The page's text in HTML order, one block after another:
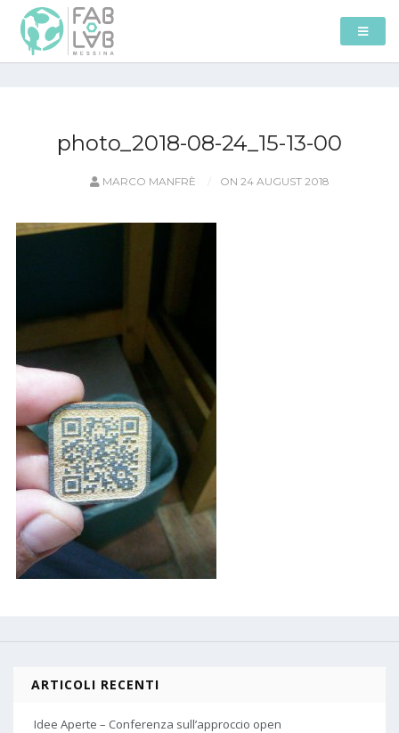
photo_2018-08-24_15-13-00
MARCO MANFRÈ ON 24 AUGUST 2018
ARTICOLI RECENTI
Idee Aperte – Conferenza sull’approccio open